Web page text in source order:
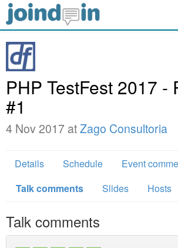
PHP TestFest 2017 -
#1
4 Nov 2017 atZago Consultoria
Details Schedule
Event
Talk comments
Slides Hosts
Talk comments